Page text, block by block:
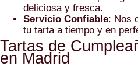
deliciosa y fresca.
Servicio Confiable: Nos
tu tarta a tiempo y en
Tartas de
en Madrid